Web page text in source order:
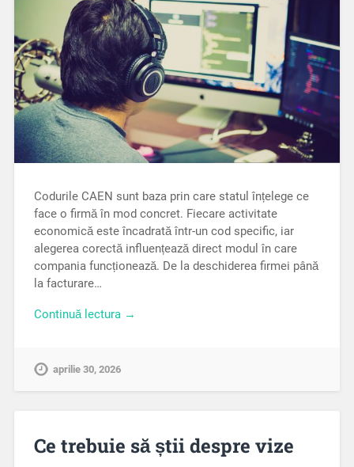
Codurile CAEN sunt baza prin care statul înțelege ce
face o firmă în mod concret. Fiecare activitate
economică este încadrată într-un cod specific, iar
alegerea corectă influențează direct modul în care
compania funcționează. De la deschiderea firmei până
la facturare…
Continuă lectura →
aprilie 30, 2026
Ce trebuie să știi despre vize